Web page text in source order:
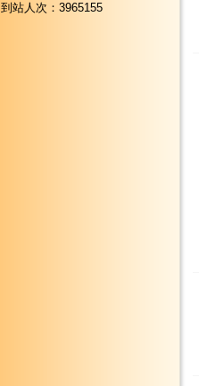
到站人次：3965155